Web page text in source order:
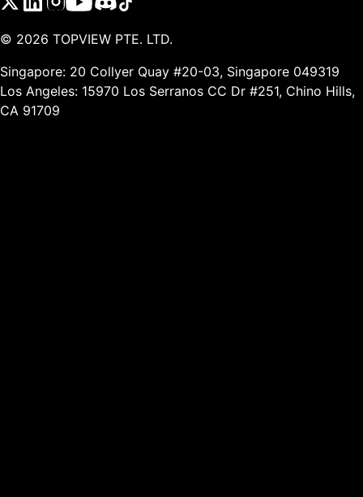
© 2026 TOPVIEW PTE. LTD.
Singapore: 20 Collyer Quay #20-03, Singapore 049319
Los Angeles: 15970 Los Serranos CC Dr #251, Chino Hills,
CA 91709